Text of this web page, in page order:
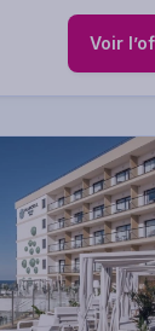
Voir